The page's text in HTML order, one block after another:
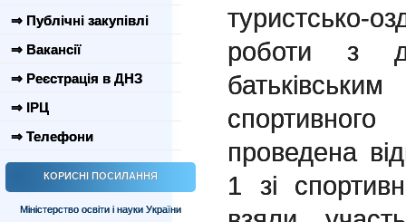
⇒ Публічні закупівлі
⇒ Вакансії
⇒ Реєстрація в ДНЗ
⇒ ІРЦ
⇒ Телефони
КОРИСНІ ПОСИЛАННЯ
Міністерство освіти і науки України
туристсько-
роботи з
проведена
1 зі